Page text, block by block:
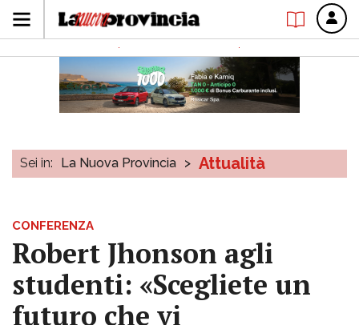
Sei in: La Nuova Provincia > Attualità
CONFERENZA
Robert Jhonson agli
studenti: «Scegliete un
futuro che vi